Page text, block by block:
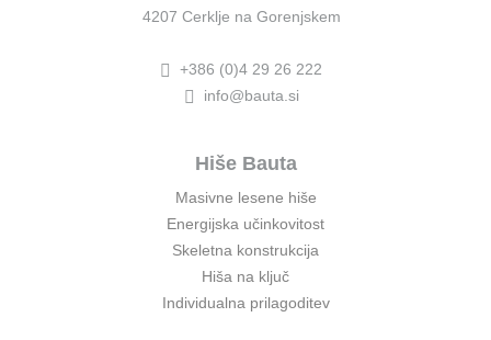
4207 Cerklje na Gorenjskem
+386 (0)4 29 26 222
info@bauta.si
Hiše Bauta
Masivne lesene hiše
Energijska učinkovitost
Skeletna konstrukcija
Hiša na ključ
Individualna prilagoditev